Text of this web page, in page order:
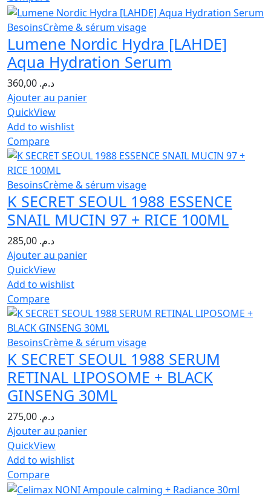
BesoinsCrème & sérum visage
Lumene Nordic Hydra [LAHDE]
Aqua Hydration Serum
د.م.
Ajouter au panier
QuickView
Add to wishlist
Compare
BesoinsCrème & sérum visage
K SECRET SEOUL 1988 ESSENCE
SNAIL MUCIN 97 + RICE 100ML
د.م.
Ajouter au panier
QuickView
Add to wishlist
Compare
BesoinsCrème & sérum visage
K SECRET SEOUL 1988 SERUM
RETINAL LIPOSOME + BLACK
GINSENG 30ML
د.م.
Ajouter au panier
QuickView
Add to wishlist
Compare